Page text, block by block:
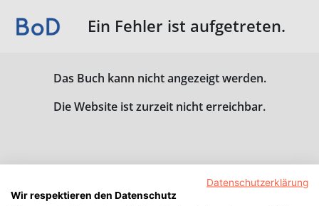
Ein Fehler ist aufgetreten.
Das Buch kann nicht angezeigt werden.
Die Website ist zurzeit nicht erreichbar.
Datenschutzerklärung
Wir respektieren den Datenschutz